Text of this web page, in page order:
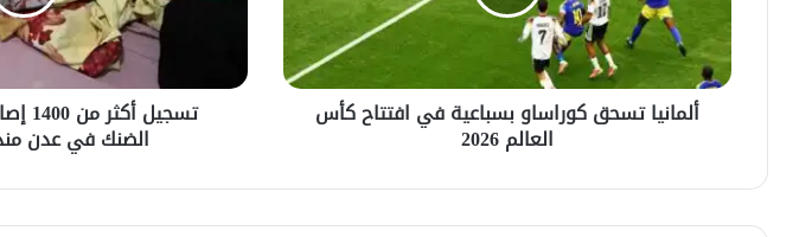
كأس
العالم
2026
ألمانيا تسحق كوراساو بسباعية في افتتاح كأس
العالم 2026
الضنك
مطلع
الضنك في عدن